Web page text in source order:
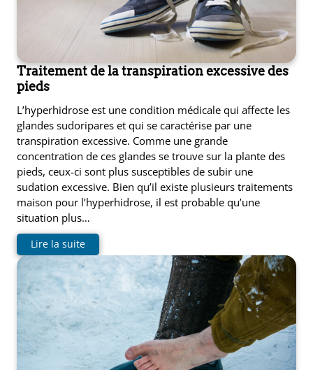
Traitement de la transpiration excessive des
pieds
L’hyperhidrose est une condition médicale qui affecte les
glandes sudoripares et qui se caractérise par une
transpiration excessive. Comme une grande
concentration de ces glandes se trouve sur la plante des
pieds, ceux-ci sont plus susceptibles de subir une
sudation excessive. Bien qu’il existe plusieurs traitements
maison pour l’hyperhidrose, il est probable qu’une
situation plus…
Lire la suite